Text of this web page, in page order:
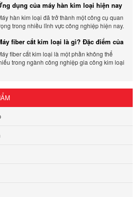
dụng của máy hàn kim loại hiện nay
hàn kim loại đã trở thành một công cụ quan
trong nhiều lĩnh vực công nghiệp hiện nay.
fiber cắt kim loại là gì? Đặc điểm của
fiber
fiber cắt kim loại là một phần không thể
trong ngành công nghiệp gia công kim loại